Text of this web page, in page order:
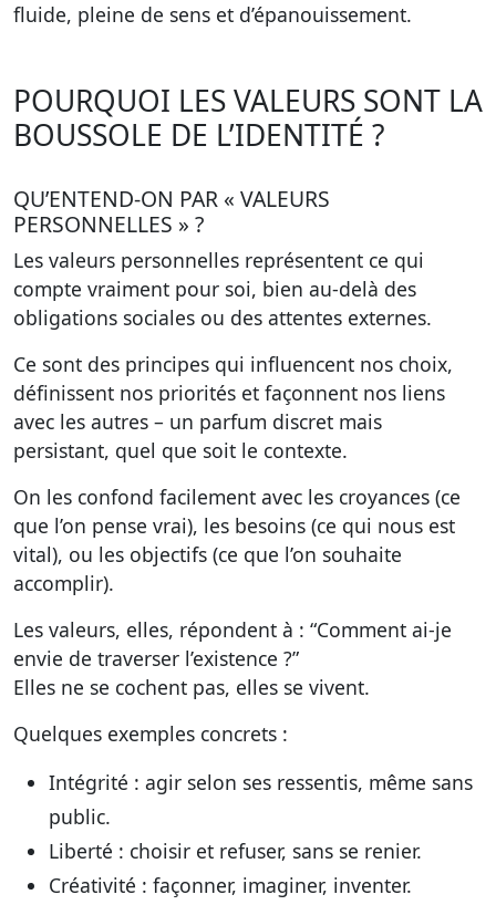
fluide, pleine de sens et d’épanouissement.
POURQUOI LES VALEURS SONT LA
BOUSSOLE DE L’IDENTITÉ ?
QU’ENTEND-ON PAR « VALEURS
PERSONNELLES » ?
Les valeurs personnelles représentent ce qui
compte vraiment pour soi, bien au-delà des
obligations sociales ou des attentes externes.
Ce sont des principes qui influencent nos choix,
définissent nos priorités et façonnent nos liens
avec les autres – un parfum discret mais
persistant, quel que soit le contexte.
On les confond facilement avec les croyances (ce
que l’on pense vrai), les besoins (ce qui nous est
vital), ou les objectifs (ce que l’on souhaite
accomplir).
Les valeurs, elles, répondent à : “Comment ai-je
envie de traverser l’existence ?”
Elles ne se cochent pas, elles se vivent.
Quelques exemples concrets :
Intégrité : agir selon ses ressentis, même sans
public.
Liberté : choisir et refuser, sans se renier.
Créativité : façonner, imaginer, inventer.